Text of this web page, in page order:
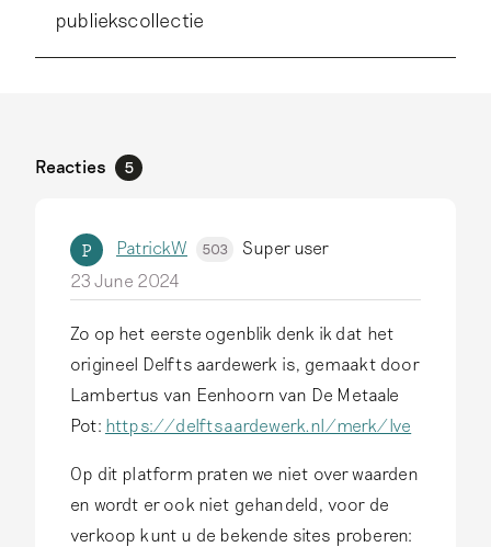
publiekscollectie
Reacties 5
P PatrickW 503
Super user
23 June 2024
Zo op het eerste ogenblik denk ik dat het
origineel Delfts aardewerk is, gemaakt door
Lambertus van Eenhoorn van De Metaale
Pot: https://delftsaardewerk.nl/merk/lve
Op dit platform praten we niet over waarden
en wordt er ook niet gehandeld, voor de
verkoop kunt u de bekende sites proberen: